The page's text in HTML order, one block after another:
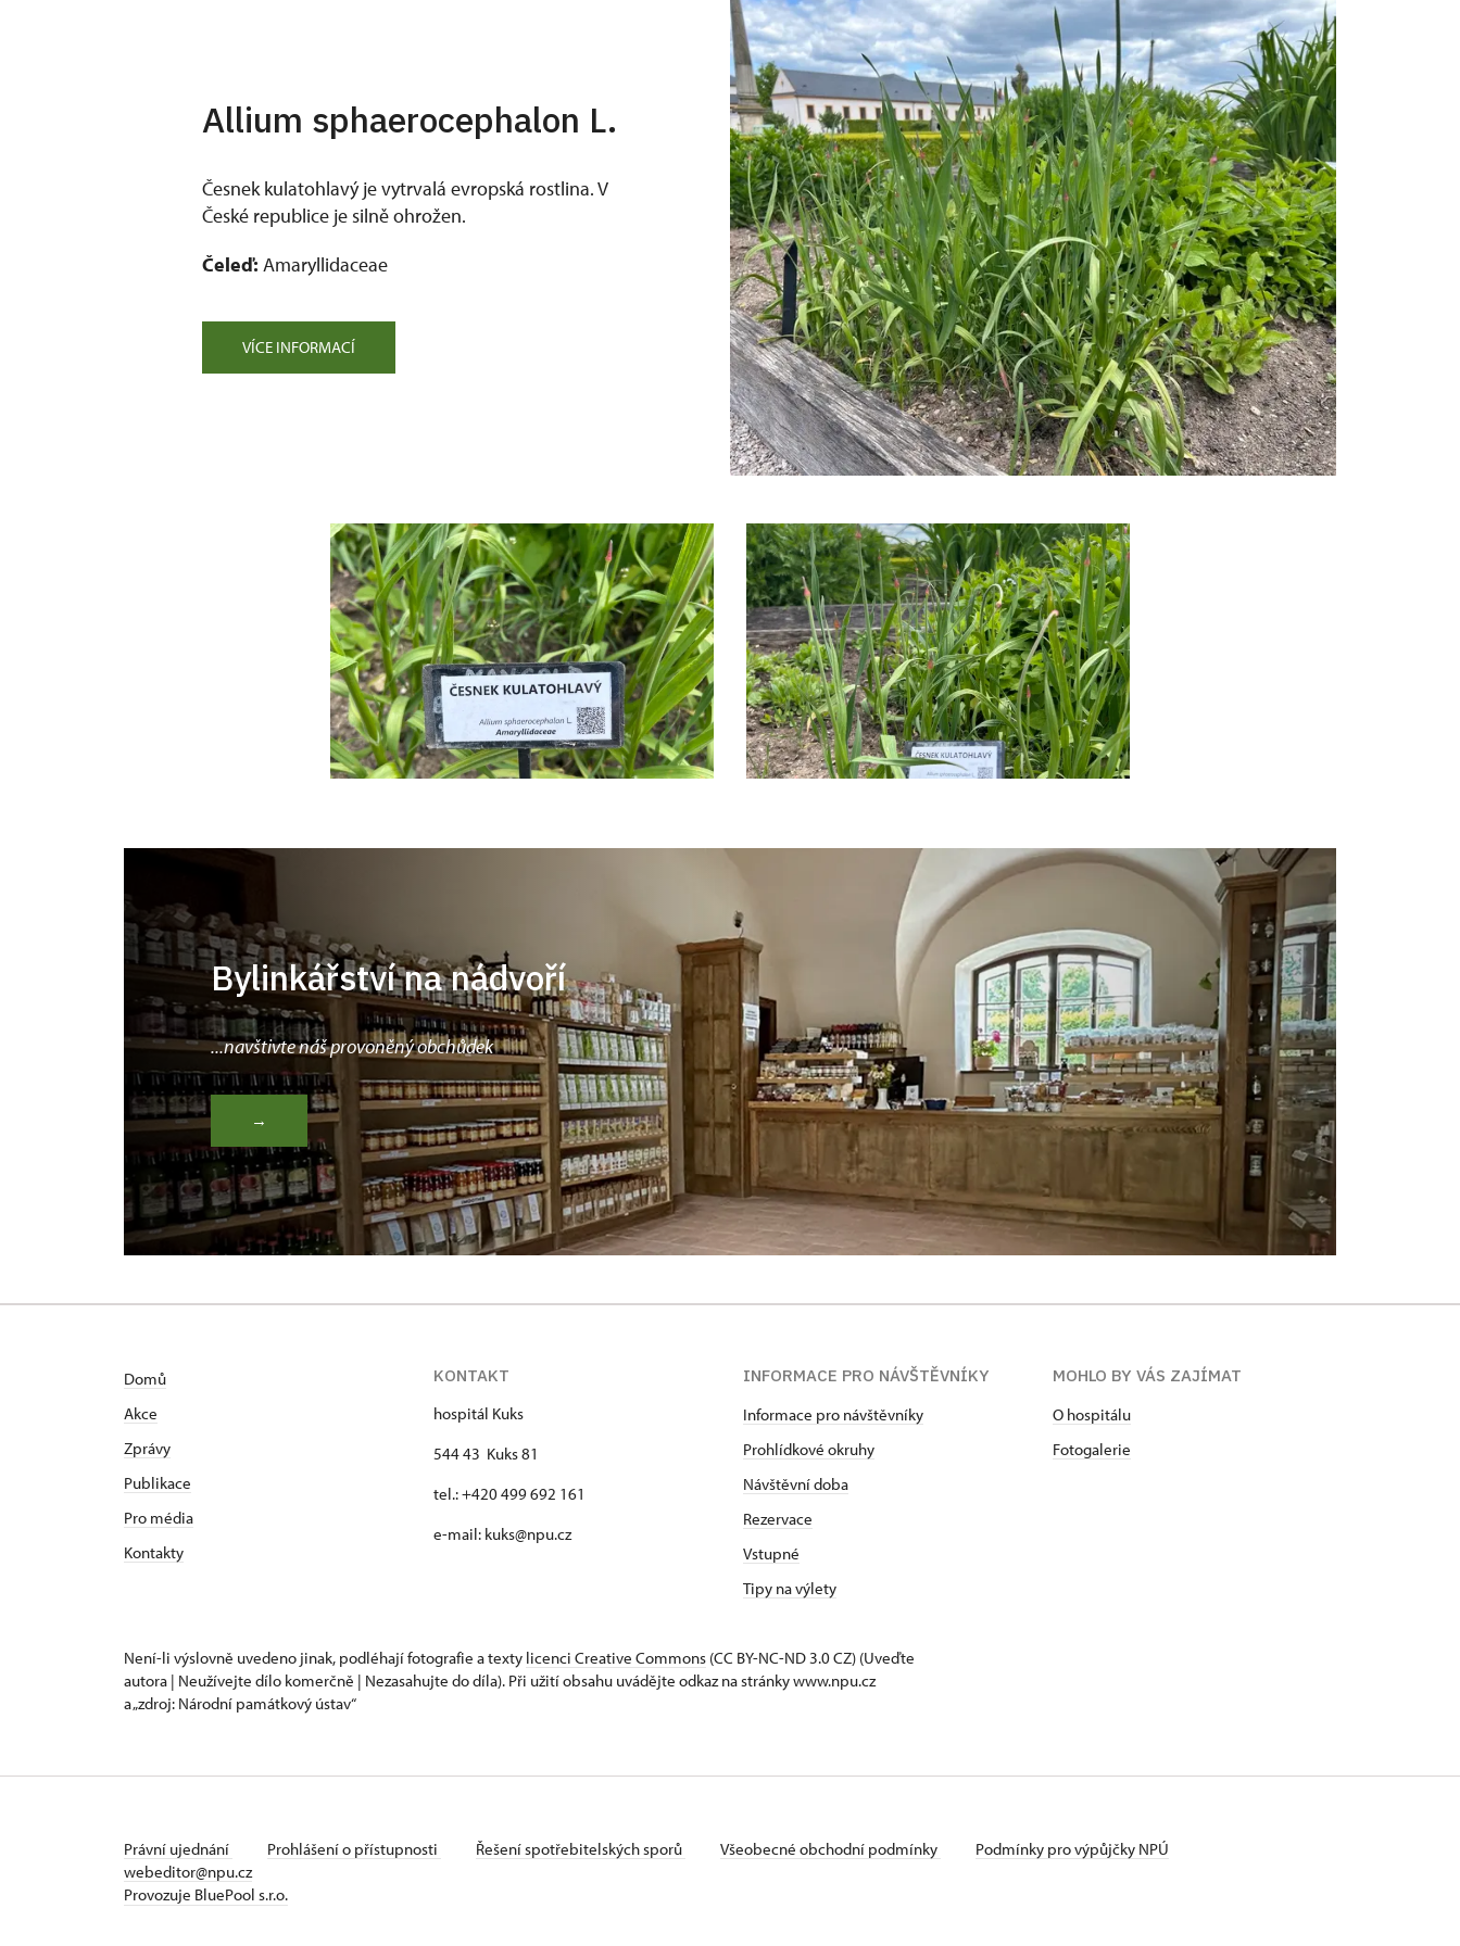
Allium sphaerocephalon L.
Česnek kulatohlavý je vytrvalá evropská rostlina. V
České republice je silně ohrožen.
Čeleď: Amaryllidaceae
VÍCE INFORMACÍ
Bylinkářství na nádvoří
...navštivte náš provoněný obchůdek
→
Domů
Akce
Zprávy
Publikace
Pro média
Kontakty
KONTAKT
hospitál Kuks
544 43 Kuks 81
tel.: +420 499 692 161
e-mail: kuks@npu.cz
INFORMACE PRO NÁVŠTĚVNÍKY
Informace pro návštěvníky
Prohlídkové okruhy
Návštěvní doba
Rezervace
Vstupné
Tipy na výlety
MOHLO BY VÁS ZAJÍMAT
O hospitálu
Fotogalerie
Není-li výslovně uvedeno jinak, podléhají fotografie a texty licenci Creative Commons (CC BY-NC-ND 3.0 CZ) (Uveďte
autora | Neužívejte dílo komerčně | Nezasahujte do díla). Při užití obsahu uvádějte odkaz na stránky www.npu.cz
a „zdroj: Národní památkový ústav“
Právní ujednání Prohlášení o přístupnosti Řešení spotřebitelských sporů Všeobecné obchodní podmínky
Podmínky pro výpůjčky NPÚ
webeditor@npu.cz
Provozuje BluePool s.r.o.